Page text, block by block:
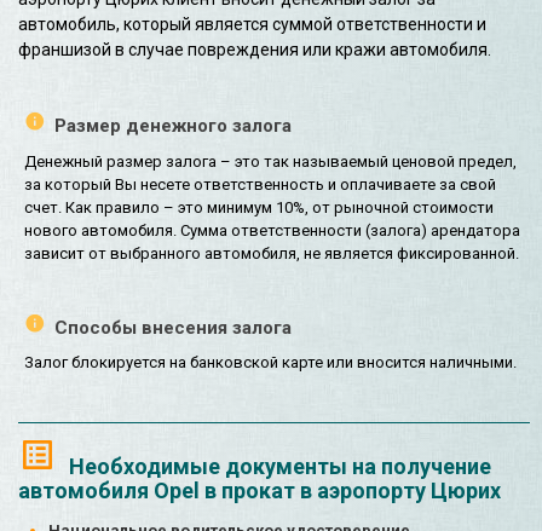
автомобиль, который является суммой ответственности и
франшизой в случае повреждения или кражи автомобиля.
Размер денежного залога
Денежный размер залога – это так называемый ценовой предел,
за который Вы несете ответственность и оплачиваете за свой
счет. Как правило – это минимум 10%, от рыночной стоимости
нового автомобиля. Сумма ответственности (залога) арендатора
зависит от выбранного автомобиля, не является фиксированной.
Способы внесения залога
Залог блокируется на банковской карте или вносится наличными.
Необходимые документы на получение
автомобиля Opel в прокат в аэропорту Цюрих